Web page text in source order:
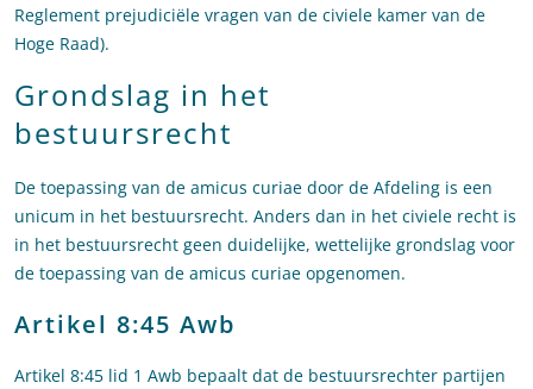
Reglement prejudiciële vragen van de civiele kamer van de
Hoge Raad).
Grondslag in het
bestuursrecht
De toepassing van de amicus curiae door de Afdeling is een
unicum in het bestuursrecht. Anders dan in het civiele recht is
in het bestuursrecht geen duidelijke, wettelijke grondslag voor
de toepassing van de amicus curiae opgenomen.
Artikel 8:45 Awb
Artikel 8:45 lid 1 Awb bepaalt dat de bestuursrechter partijen